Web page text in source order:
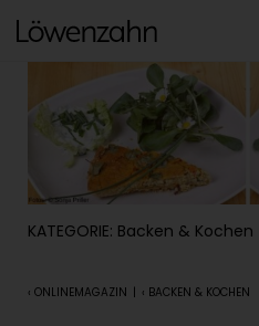
KATEGORIE: Backen & Kochen
‹ ONLINEMAGAZIN | ‹ BACKEN & KOCHEN